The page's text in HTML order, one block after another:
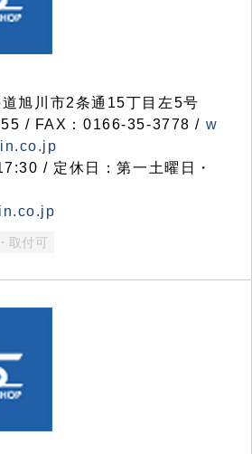
旭川市2条通15丁目左5号
/ FAX：0166-35-3778 / w
/ 定休日：第一土曜日・
取付可